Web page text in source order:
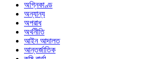
অগ্নিকাণ্ড
অন্যান্য
অপরাধ
অর্থনীতি
আইন আদালত
আন্তর্জাতিক